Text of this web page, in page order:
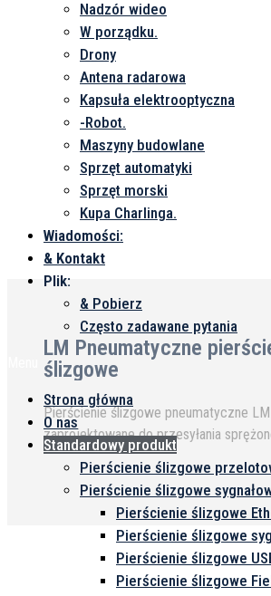
Nadzór wideo
W porządku.
Drony
Antena radarowa
Kapsuła elektrooptyczna
-Robot.
Maszyny budowlane
Sprzęt automatyki
Sprzęt morski
Kupa Charlinga.
Wiadomości:
& Kontakt
Plik:
& Pobierz
Często zadawane pytania
Strona główna
O nas
Standardowy produkt
Pierścienie ślizgowe
Pierścienie ślizgowe
Pierścienie ślizgowe
Pierścienie ślizgowe
Pierścienie ślizgowe
Pierścienie ślizgowe
LM Pneumatyczne
ślizgowe
Pierścienie ślizgowe pneumatyczne
zaprojektowane do przesyłania
próżni, azotu, wodoru i innych gazów
podczas ciągłego obrotu o 360°.
konstrukcja umożliwia integrację z